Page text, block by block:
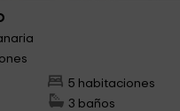
5 habitaciones
3 baños